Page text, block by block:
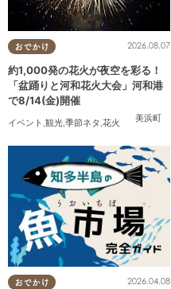
おでかけ
美浜町
2026.08.07
約1,000発の花火が夜空を彩る！
「盆踊りと河和花火大会」河和港
で8/14(金)開催
イベント ,観光,季節ネタ ,花火
おでかけ 2026.04.08